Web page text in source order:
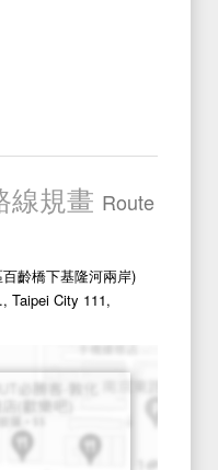
線規畫 Route
齡橋下基隆河兩岸)
Taipei City 111,